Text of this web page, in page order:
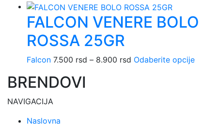
FALCON VENERE BOLO
ROSSA 25GR
Falcon 7.500 rsd – 8.900 rsd Raspon
Odaberite opcije
BRENDOVI
NAVIGACIJA
Naslovna